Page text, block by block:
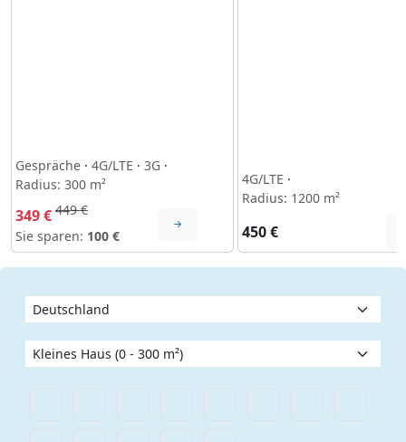
Gespräche · 4G/LTE · 3G ·
Radius: 300 m²
349 € 449 €
Sie sparen: 100 €
4G/LTE ·
Radius: 1200 m²
450 €